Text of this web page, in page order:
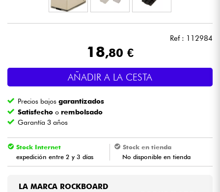
Batería y percusión
Vientos
Niños
Cables & Acces.
Ref : 112984
18,80 €
AÑADIR A LA CESTA
Precios bajosgarantizados
Satisfecho o rembolsado
Garantía 3 años
Stock Internet
expedición entre 2 y 3 días
Stock en tienda
No disponible en tienda
LA MARCA ROCKBOARD